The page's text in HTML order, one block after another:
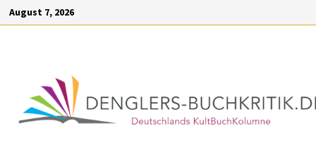
springen
Zum
Inhalt
August 7, 2026